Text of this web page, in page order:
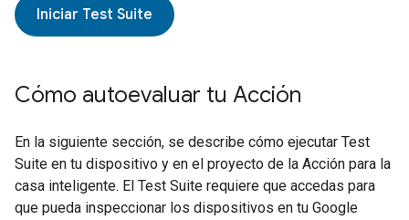
Iniciar Test Suite
Cómo autoevaluar tu Acción
En la siguiente sección, se describe cómo ejecutar Test
Suite en tu dispositivo y en el proyecto de la Acción para la
casa inteligente. El Test Suite requiere que accedas para
que pueda inspeccionar los dispositivos en tu Google